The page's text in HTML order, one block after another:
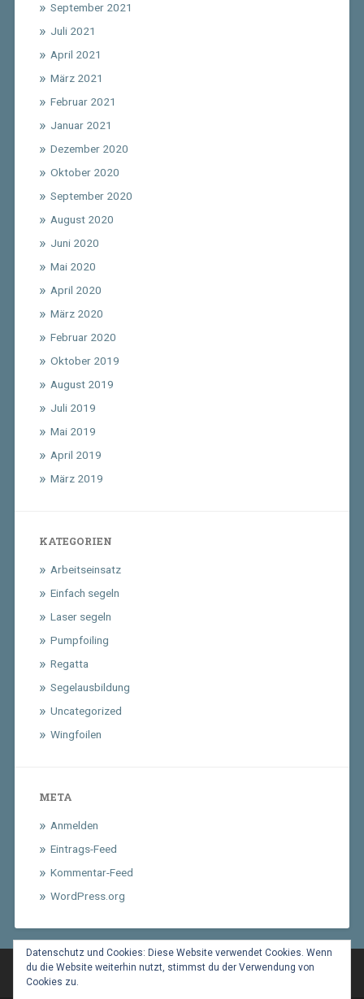
September 2021
Juli 2021
April 2021
März 2021
Februar 2021
Januar 2021
Dezember 2020
Oktober 2020
September 2020
August 2020
Juni 2020
Mai 2020
April 2020
März 2020
Februar 2020
Oktober 2019
August 2019
Juli 2019
Mai 2019
April 2019
März 2019
KATEGORIEN
Arbeitseinsatz
Einfach segeln
Laser segeln
Pumpfoiling
Regatta
Segelausbildung
Uncategorized
Wingfoilen
META
Anmelden
Eintrags-Feed
Kommentar-Feed
WordPress.org
Datenschutz und Cookies: Diese Website verwendet Cookies. Wenn
du die Website weiterhin nutzt, stimmst du der Verwendung von
Cookies zu.